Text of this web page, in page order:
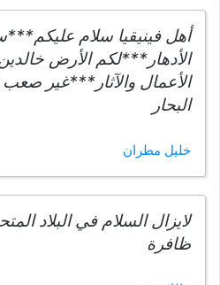
أهل فينيقيا سلام
الأدهار***لكم الأرض
الأعمال والآثار***غير
البحار
خليل مطران
لايزال السلام في البلاد
ظافرة